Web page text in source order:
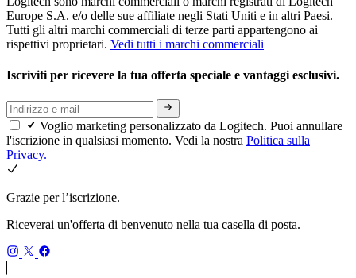
Europe S.A. e/o delle sue affiliate negli Stati Uniti e in altri Paesi.
Tutti gli altri marchi commerciali di terze parti appartengono ai
rispettivi proprietari. Vedi tutti i marchi commerciali
Iscriviti per ricevere la tua offerta speciale e vantaggi esclusivi.
Voglio marketing personalizzato da Logitech. Puoi annullare
l'iscrizione in qualsiasi momento. Vedi la nostra Politica sulla
Privacy.
Grazie per l’iscrizione.
Riceverai un'offerta di benvenuto nella tua casella di posta.